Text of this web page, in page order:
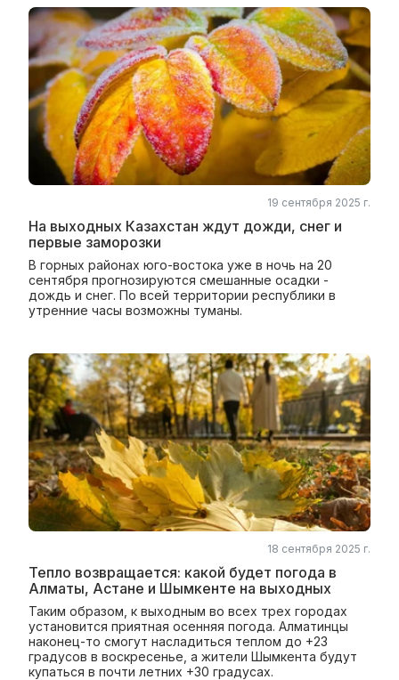
19 сентября 2025 г.
На выходных Казахстан ждут дожди, снег и
первые заморозки
В горных районах юго-востока уже в ночь на 20
сентября прогнозируются смешанные осадки -
дождь и снег. По всей территории республики в
утренние часы возможны туманы.
18 сентября 2025 г.
Тепло возвращается: какой будет погода в
Алматы, Астане и Шымкенте на выходных
Таким образом, к выходным во всех трех городах
установится приятная осенняя погода. Алматинцы
наконец-то смогут насладиться теплом до +23
градусов в воскресенье, а жители Шымкента будут
купаться в почти летних +30 градусах.